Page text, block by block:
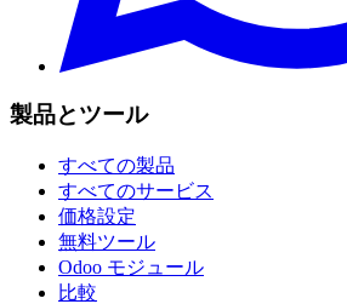
製品とツール
すべての製品
すべてのサービス
価格設定
無料ツール
Odoo モジュール
比較